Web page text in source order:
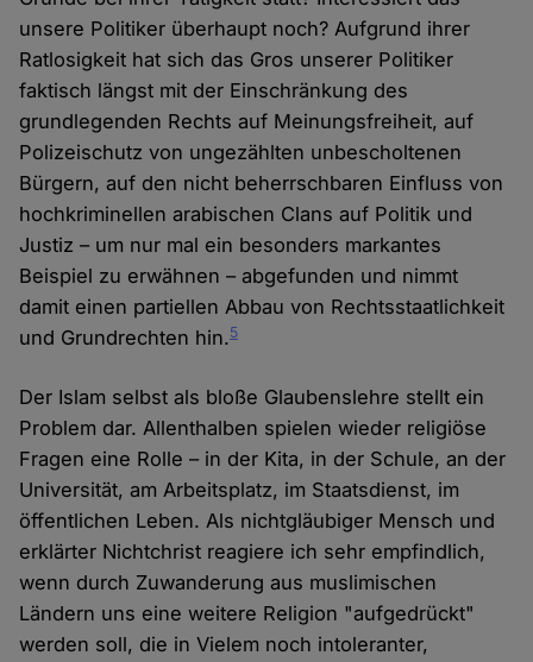
unsere Politiker überhaupt noch? Aufgrund ihrer
Ratlosigkeit hat sich das Gros unserer Politiker
faktisch längst mit der Einschränkung des
grundlegenden Rechts auf Meinungsfreiheit, auf
Polizeischutz von ungezählten unbescholtenen
Bürgern, auf den nicht beherrschbaren Einfluss von
hochkriminellen arabischen Clans auf Politik und
Justiz – um nur mal ein besonders markantes
Beispiel zu erwähnen – abgefunden und nimmt
damit einen partiellen Abbau von Rechtsstaatlichkeit
und Grundrechten hin.5
Der Islam selbst als bloße Glaubenslehre stellt ein
Problem dar. Allenthalben spielen wieder religiöse
Fragen eine Rolle – in der Kita, in der Schule, an der
Universität, am Arbeitsplatz, im Staatsdienst, im
öffentlichen Leben. Als nichtgläubiger Mensch und
erklärter Nichtchrist reagiere ich sehr empfindlich,
wenn durch Zuwanderung aus muslimischen
Ländern uns eine weitere Religion "aufgedrückt"
werden soll, die in Vielem noch intoleranter,